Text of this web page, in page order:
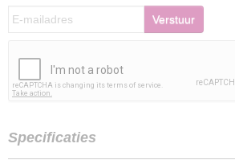
Verstuur
Specificaties